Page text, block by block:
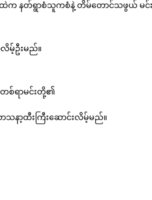
ထဲက နတ်ရွာစံသူကစံနဲ့ တိမ်တောင်သဖွယ် မင်
လိမ့်ဦးမည်။
တစ်ရာမင်းတို့၏
သနာ့ထီးကြီးဆောင်းလိမ့်မည်။